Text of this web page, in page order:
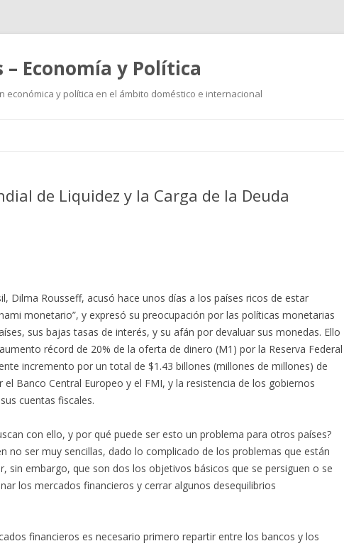
– Economía y Política
económica y política en el ámbito doméstico e internacional
de Liquidez y la Carga de la Deuda
Dilma Rousseff, acusó hace unos días a los países ricos de estar
monetario”, y expresó su preocupación por las políticas monetarias
sus bajas tasas de interés, y su afán por devaluar sus monedas. Ello
récord de 20% de la oferta de dinero (M1) por la Reserva Federal
incremento por un total de $1.43 billones (millones de millones) de
Banco Central Europeo y el FMI, y la resistencia de los gobiernos
cuentas fiscales.
con ello, y por qué puede ser esto un problema para otros países?
no ser muy sencillas, dado lo complicado de los problemas que están
sin embargo, que son dos los objetivos básicos que se persiguen o se
los mercados financieros y cerrar algunos desequilibrios
financieros es necesario primero repartir entre los bancos y los